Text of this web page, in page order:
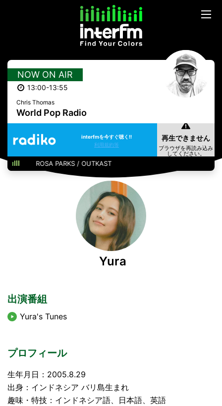
NOW ON AIR
13:00-13:55
Chris Thomas
World Pop Radio
interfmを今すぐ聴く!!
利用規約等
ROSA PARKS / OUTKAST
Yura
出演番組
Yura's Tunes
プロフィール
生年月日：2005.8.29
出身：インドネシア バリ島生まれ
趣味・特技：インドネシア語、日本語、英語